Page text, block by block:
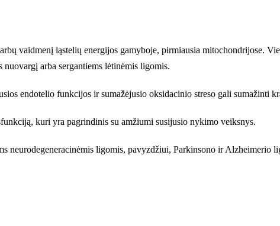
vaidmenį ląstelių energijos gamyboje, pirmiausia mitochondrijose.
arba sergantiems lėtinėmis ligomis.
endotelio funkcijos ir sumažėjusio oksidacinio streso gali sumažinti
kuri yra pagrindinis su amžiumi susijusio nykimo veiksnys.
neurodegeneracinėmis ligomis, pavyzdžiui, Parkinsono ir Alzheimerio